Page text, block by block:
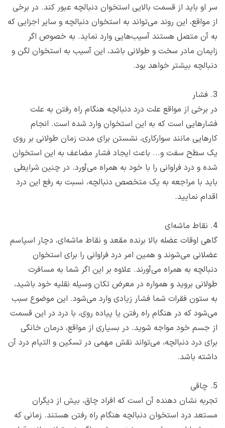
سر او باید از قسمت بالایی استخوان دنبالچه عبور کند. در برخی
از مواقع، این روند می‌تواند به استخوان دنبالچه و سایر اجزایی که
به آن متصل هستند آسیب‌هایی وارد نماید. به خصوص اگر
زایمان مادر سخت و طولانی باشد، این آسیب به استخوان لگن و
دنبالچه بیشتر خواهد بود.
3. فشار
در برخی از مواقع علت درد دنبالچه هنگام راه رفتن به علت
فشارهایی است که به این استخوان وارد شده است. انجام
کارهایی مانند سوارکاری، نشستن برای مدت زمان طولانی بر روی
یک سطح سفت و... باعث ایجاد فشار مضاعف به این استخوان
شده و درد فراوانی را با خود به همراه می‌آورد. در چنین شرایطی
باید با مراجعه به یک متخصص دنبالچه، نسبت به رفع این درد
اقدام نمایید.
4. نقاط ماشه‌ای
گاهی اوقات عضله بالا برنده مقعد و نقاط ماشه‌ای، دچار اسپاسم
عضلانی می‌شوند و همین امر درد فراوانی را برای استخوان
دنبالچه به همراه می‌آورند. علاوه بر این اگر شما به مسافرت
طولانی بروید و همواره در معرض تکان وسیله نقلیه خود باشید،
به ستون فقرات شما فشار زیادی وارد می‌شود. این موضوع سبب
می‌شود که در هنگام راه رفتن یا پیاده روی، با درد در این قسمت
از جسم خود مواجه شوید. در بسیاری از مواقع، درمان خانگی
برای درد دنبالچه، می‌تواند نقش مهمی در تسکین و التیام درد آن
داشته باشد.
5. چاقی
تجربه نشان دهنده آن است که افراد چاق، بیش از دیگران
مستعد درد استخوان دنبالچه هنگام راه رفتن هستند. زمانی که